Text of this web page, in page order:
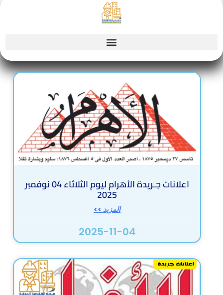
اعلانات جـريدة الأهرام ليوم الثلاثاء 04 نوفمبر
2025
المزيد >>
2025-11-04
Page
PagePagePagePage